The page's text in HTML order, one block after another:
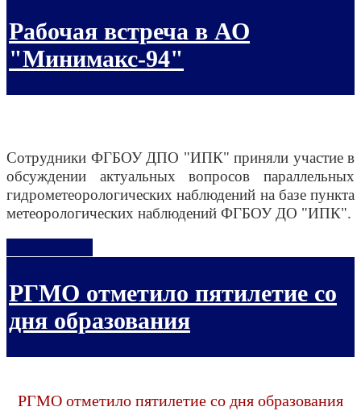
Рабочая встреча в АО
"Минимакс-94"
Сотрудники ФГБОУ ДПО "ИПК" приняли участие в
обсуждении актуальных вопросов параллельных
гидрометеорологических наблюдений на базе пункта
метеорологических наблюдений ФГБОУ ДО "ИПК".
РГМО отметило пятилетие со
дня образования
РГМО отметило пятилетие со дня образования